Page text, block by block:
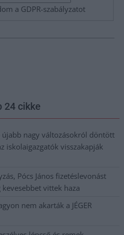
a GDPR-szabályzatot
24 cikke
nagy változásokról döntött
iskolaigazgatók visszakapják
Pócs János fizetéslevonást
vittek haza
nem akarták a JÉGER